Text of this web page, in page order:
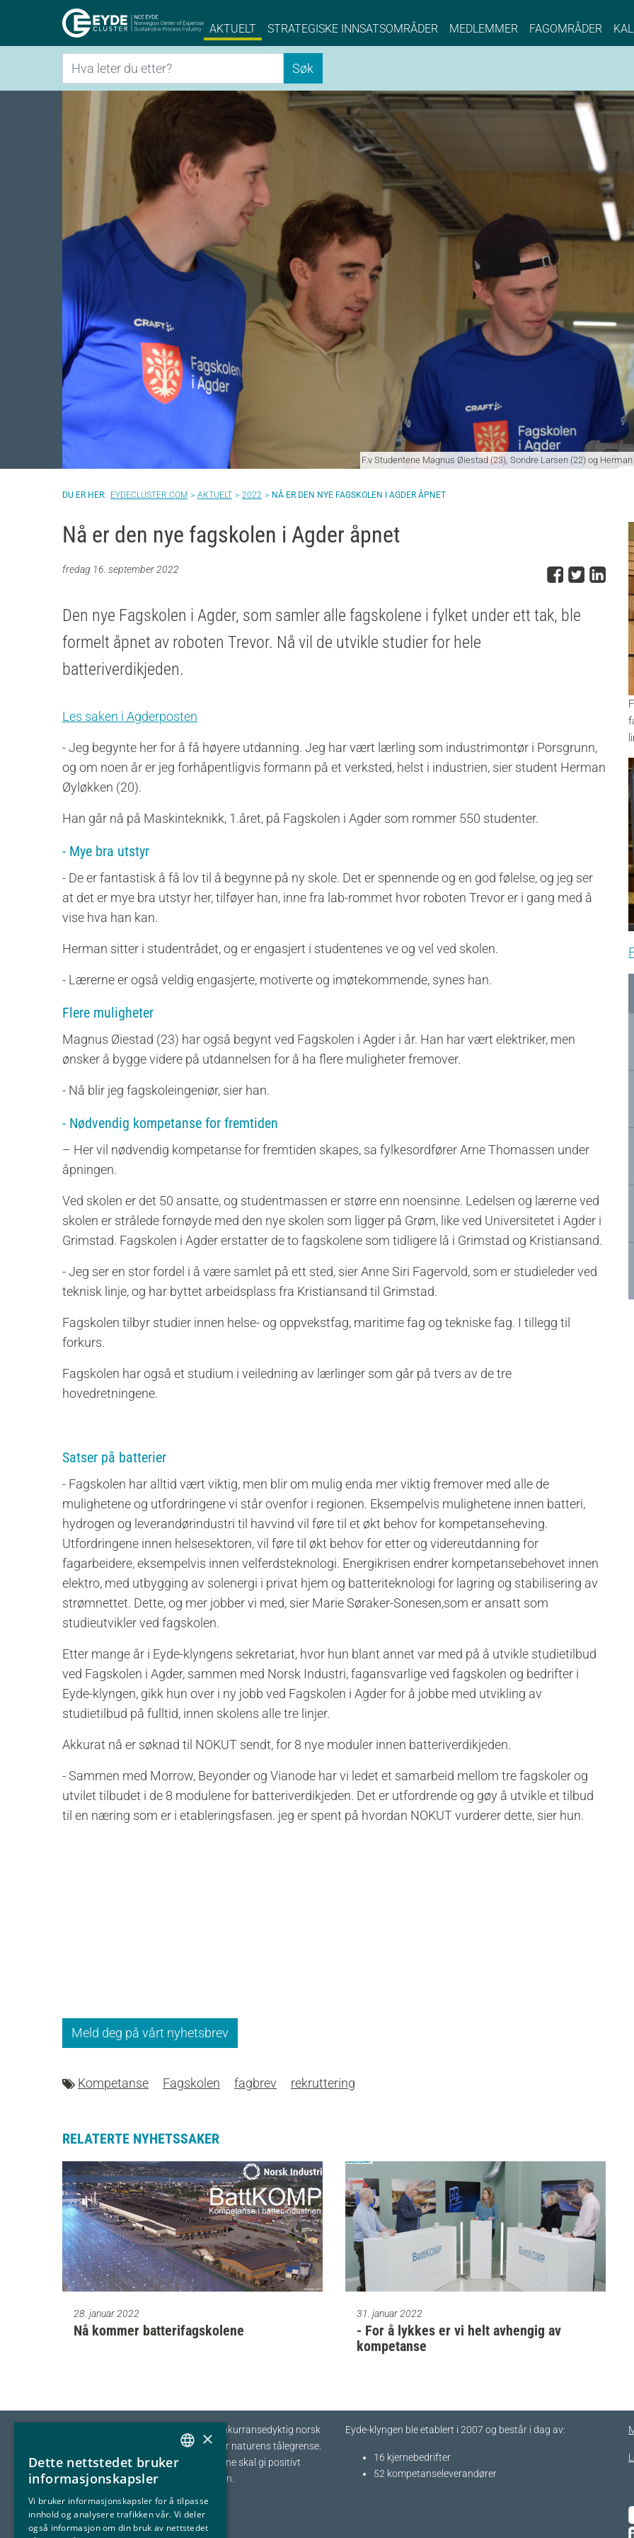
Eyde-Cluster | NCE EYDE, Norwegian Center of Expertise,
AKTUELT STRATEGISKE INNSATSOMRÅDER MEDLEMMER FAGOMRÅDER
Søk Søk
F.v Studentene Magnus Øiestad (23), Sondre Larsen (22) og
EYDECLUSTER.COM AKTUELT 2022 NÅ ER DEN NYE FAGSKOLEN I AGDER ÅPNET
Nå er den nye fagskolen i Agder åpnet
fredag 16. september 2022 Del på
Del
Den nye Fagskolen i Agder, som samler alle fagskolene i fylket under ett tak, ble
formelt åpnet av roboten Trevor. Nå vil de utvikle studier for hele
batteriverdikjeden.
Les saken i Agderposten
- Jeg begynte her for å få høyere utdanning. Jeg har vært lærling som industrimontør i Porsgrunn,
og om noen år er jeg forhåpentligvis formann på et verksted, helst i industrien, sier student Herman
Øyløkken (20).
Han går nå på Maskinteknikk, 1.året, på Fagskolen i Agder som rommer 550 studenter.
- Mye bra utstyr
- De er fantastisk å få lov til å begynne på ny skole. Det er spennende og en god følelse, og jeg ser
at det er mye bra utstyr her, tilføyer han, inne fra lab-rommet hvor roboten Trevor er i gang med å
vise hva han kan.
Herman sitter i studentrådet, og er engasjert i studentenes ve og vel ved skolen.
- Lærerne er også veldig engasjerte, motiverte og imøtekommende, synes han.
Flere muligheter
Magnus Øiestad (23) har også begynt ved Fagskolen i Agder i år. Han har vært elektriker, men
ønsker å bygge videre på utdannelsen for å ha flere muligheter fremover.
- Nå blir jeg fagskoleingeniør, sier han.
- Nødvendig kompetanse for fremtiden
– Her vil nødvendig kompetanse for fremtiden skapes, sa fylkesordfører Arne Thomassen under
åpningen.
Ved skolen er det 50 ansatte, og studentmassen er større enn noensinne. Ledelsen og lærerne ved
skolen er strålede fornøyde med den nye skolen som ligger på Grøm, like ved Universitetet i Agder i
Grimstad. Fagskolen i Agder erstatter de to fagskolene som tidligere lå i Grimstad og Kristiansand.
- Jeg ser en stor fordel i å være samlet på ett sted, sier Anne Siri Fagervold, som er studieleder ved
teknisk linje, og har byttet arbeidsplass fra Kristiansand til Grimstad.
Fagskolen tilbyr studier innen helse- og oppvekstfag, maritime fag og tekniske fag. I tillegg til
forkurs.
Fagskolen har også et studium i veiledning av lærlinger som går på tvers av de tre
hovedretningene.
Satser på batterier
- Fagskolen har alltid vært viktig, men blir om mulig enda mer viktig fremover med alle de
mulighetene og utfordringene vi står ovenfor i regionen. Eksempelvis mulighetene innen batteri,
hydrogen og leverandørindustri til havvind vil føre til et økt behov for kompetanseheving.
Utfordringene innen helsesektoren, vil føre til økt behov for etter og videreutdanning for
fagarbeidere, eksempelvis innen velferdsteknologi. Energikrisen endrer kompetansebehovet innen
elektro, med utbygging av solenergi i privat hjem og batteriteknologi for lagring og stabilisering av
strømnettet. Dette, og mer jobber vi med, sier Marie Søraker-Sonesen,som er ansatt som
studieutvikler ved fagskolen.
Etter mange år i Eyde-klyngens sekretariat, hvor hun blant annet var med på å utvikle studietilbud
ved Fagskolen i Agder, sammen med Norsk Industri, fagansvarlige ved fagskolen og bedrifter i
Eyde-klyngen, gikk hun over i ny jobb ved Fagskolen i Agder for å jobbe med utvikling av
studietilbud på fulltid, innen skolens alle tre linjer.
Akkurat nå er søknad til NOKUT sendt, for 8 nye moduler innen batteriverdikjeden.
- Sammen med Morrow, Beyonder og Vianode har vi ledet et samarbeid mellom tre fagskoler og
utvilet tilbudet i de 8 modulene for batteriverdikjeden. Det er utfordrende og gøy å utvikle et tilbud
til en næring som er i etableringsfasen. jeg er spent på hvordan NOKUT vurderer dette, sier hun.
Meld deg på vårt nyhetsbrev
Kompetanse Fagskolen fagbrev rekruttering
RELATERTE NYHETSSAKER
28. januar 2022
Nå kommer batterifagskolene
31. januar 2022
- For å lykkes er vi helt avhengig av
kompetanse
Eyde-klyngen skal sikre tilvekst og konkurransedyktig norsk
prosessindustri som opererer innenfor naturens tålegrense.
I fellesskap streber vi etter at bedriftene skal gi positivt
bidrag tilbake til samfunnet og naturen.
Eyde-klyngen ble etablert i 2007 og består i dag av:
16 kjernebedrifter​
52 kompetanseleverandører
NORWEGIAN
×
Dette nettstedet bruker
informasjonskapsler
Vi bruker informasjonskapsler for å tilpasse
innhold og analysere trafikken vår. Vi deler
også informasjon om din bruk av nettstedet